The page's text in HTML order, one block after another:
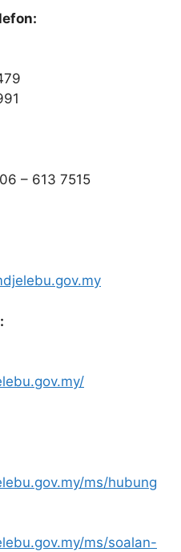
– 613 7515
ms/hubung
ms/soalan-